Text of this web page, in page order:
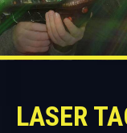
LASER